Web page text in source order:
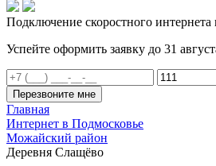
Подключение скоростного
Успейте оформить заявку до 31
Перезвоните мне
Главная
Интернет в Подмосковье
Можайский район
Деревня Слащёво